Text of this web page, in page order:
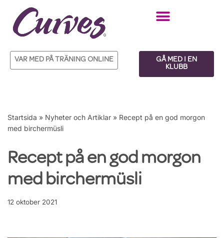
Hoppa
innehåll
VAR MED PÅ TRÄNING ONLINE
GÅ MED I EN
KLUBB
Startsida » Nyheter och Artiklar » Recept på en god morgon
med birchermüsli
Recept på en god morgon
med birchermüsli
12 oktober 2021